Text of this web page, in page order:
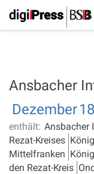
Ansbacher
Dezember
enthält: Ansbacher
Rezat-Kreises
Mittelfranken
den Rezat-Kreis